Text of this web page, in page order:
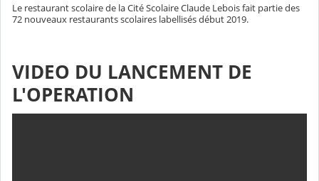
Le restaurant scolaire de la Cité Scolaire Claude Lebois fait partie des
72 nouveaux restaurants scolaires labellisés début 2019.
VIDEO DU LANCEMENT DE
L'OPERATION